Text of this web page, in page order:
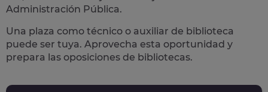
Administración Pública.
Una plaza como técnico o auxiliar de biblioteca
puede ser tuya. Aprovecha esta oportunidad y
prepara las oposiciones de bibliotecas.